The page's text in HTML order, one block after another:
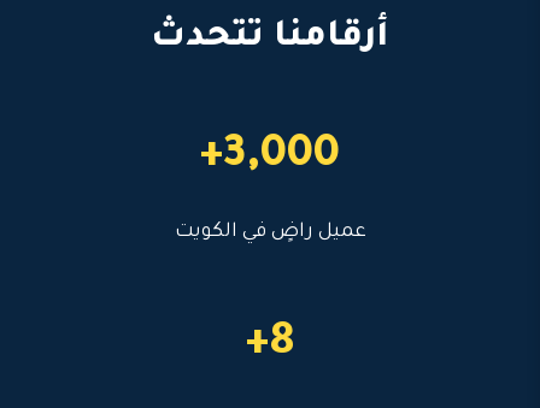
أرقامنا تتحدث
3,000+
عميل راضٍ في الكويت
8+